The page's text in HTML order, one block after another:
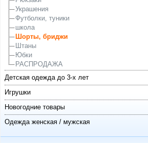
Украшения
Футболки, туники
школа
Шорты, бриджи
Штаны
Юбки
РАСПРОДАЖА
Детская одежда до 3-х лет
Игрушки
Новогодние товары
Одежда женская / мужская